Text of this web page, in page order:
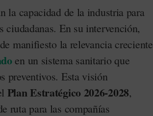
la capacidad de la industria para
ciudadanas. En su intervención,
manifiesto la relevancia creciente
en un sistema sanitario que
preventivos. Esta visión
Plan Estratégico 2026-2028,
ruta para las compañías